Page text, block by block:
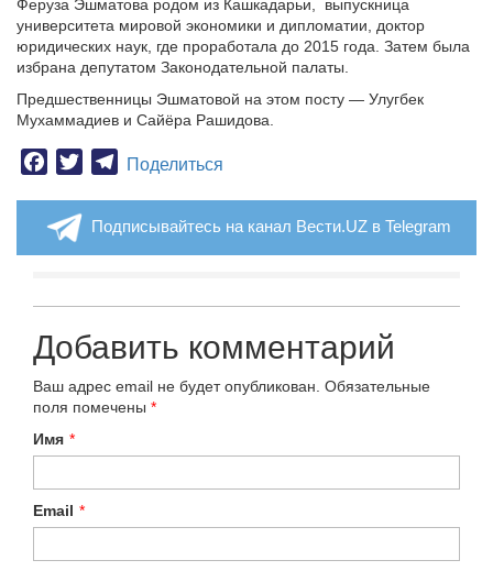
Феруза Эшматова родом из Кашкадарьи, выпускница
университета мировой экономики и дипломатии, доктор
юридических наук, где проработала до 2015 года. Затем была
избрана депутатом Законодательной палаты.
Предшественницы Эшматовой на этом посту — Улугбек
Мухаммадиев и Сайёра Рашидова.
Facebook
TwitterTelegram
Поделиться
Подписывайтесь на канал Вести.UZ в Telegram
Добавить комментарий
Ваш адрес email не будет опубликован. Обязательные
поля помечены *
Имя *
Email *